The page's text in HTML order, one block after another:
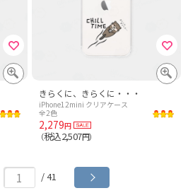
きらくに、きらくに・・・
iPhone12mini クリアケース
全2色
2,279円
（税込2,507円）
/ 41